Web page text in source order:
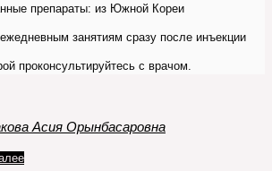
препараты: из Южной Кореи
занятиям сразу после инъекции
проконсультируйтесь с врачом.
Асия Орынбасаровна